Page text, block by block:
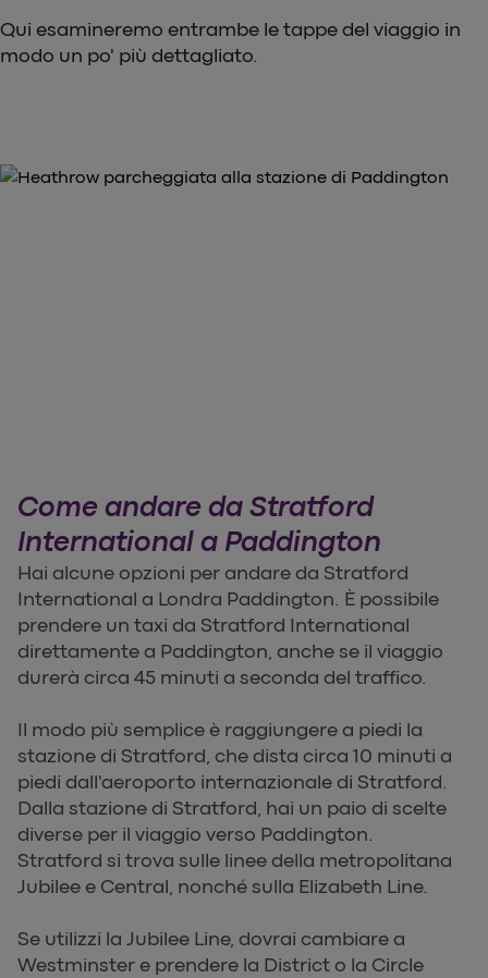
Qui esamineremo entrambe le tappe del viaggio in
modo un po' più dettagliato.
Come andare da Stratford
International a Paddington
Hai alcune opzioni per andare da Stratford
International a Londra Paddington. È possibile
prendere un taxi da Stratford International
direttamente a Paddington, anche se il viaggio
durerà circa 45 minuti a seconda del traffico.
Il modo più semplice è raggiungere a piedi la
stazione di Stratford, che dista circa 10 minuti a
piedi dall'aeroporto internazionale di Stratford.
Dalla stazione di Stratford, hai un paio di scelte
diverse per il viaggio verso Paddington.
Stratford si trova sulle linee della metropolitana
Jubilee e Central, nonché sulla Elizabeth Line.
Se utilizzi la Jubilee Line, dovrai cambiare a
Westminster e prendere la District o la Circle